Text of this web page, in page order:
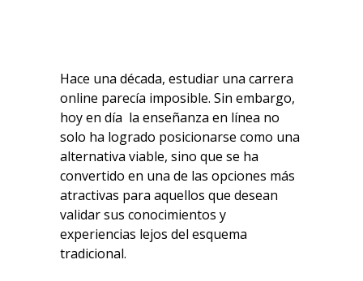
Hace una década, estudiar una carrera
online parecía imposible. Sin embargo,
hoy en día la enseñanza en línea no
solo ha logrado posicionarse como una
alternativa viable, sino que se ha
convertido en una de las opciones más
atractivas para aquellos que desean
validar sus conocimientos y
experiencias lejos del esquema
tradicional.